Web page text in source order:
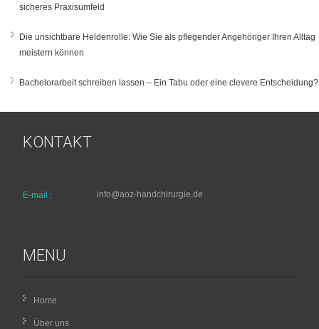
sicheres Praxisumfeld
Die unsichtbare Heldenrolle: Wie Sie als pflegender Angehöriger Ihren Alltag
meistern können
Bachelorarbeit schreiben lassen – Ein Tabu oder eine clevere Entscheidung?
KONTAKT
E-mail : info@aoz-handchirurgie.de
MENU
Home
Über uns